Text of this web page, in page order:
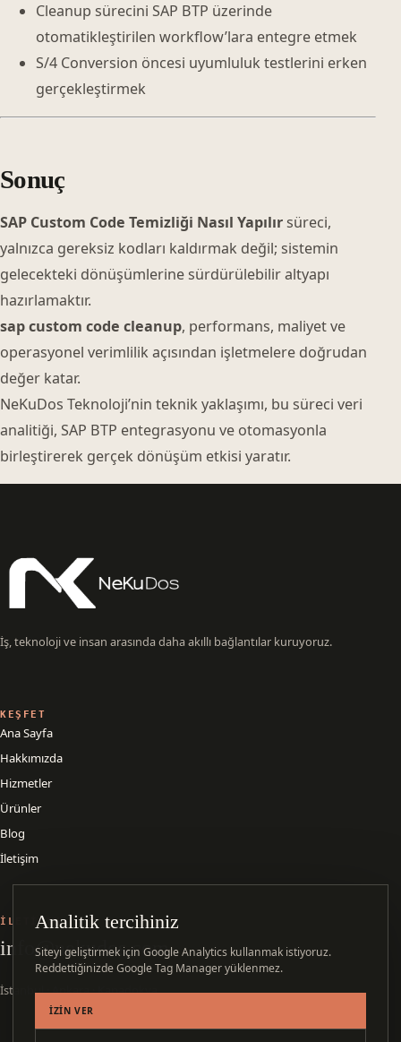
Cleanup sürecini SAP BTP üzerinde
otomatikleştirilen workflow’lara entegre etmek
S/4 Conversion öncesi uyumluluk testlerini erken
gerçekleştirmek
Sonuç
SAP Custom Code Temizliği Nasıl Yapılır süreci,
yalnızca gereksiz kodları kaldırmak değil; sistemin
gelecekteki dönüşümlerine sürdürülebilir altyapı
hazırlamaktır.
sap custom code cleanup, performans, maliyet ve
operasyonel verimlilik açısından işletmelere doğrudan
değer katar.
NeKuDos Teknoloji’nin teknik yaklaşımı, bu süreci veri
analitiği, SAP BTP entegrasyonu ve otomasyonla
birleştirerek gerçek dönüşüm etkisi yaratır.
İş, teknoloji ve insan arasında daha akıllı bağlantılar kuruyoruz.
KEŞFET
Ana Sayfa
Hakkımızda
Hizmetler
Ürünler
Blog
İletişim
İLETIŞIM
info@nekudos.com
İstanbul · Ankara · Kapadokya
Analitik tercihiniz
Siteyi geliştirmek için Google Analytics kullanmak istiyoruz.
Reddettiğinizde Google Tag Manager yüklenmez.
İZIN VER